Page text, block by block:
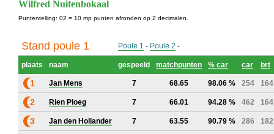
Wilfred Nuitenbokaal
Puntentelling: 02 = 10 mp punten afronden op 2 decimalen.
Stand poule 1 Poule 1 - Poule 2 -
plaats naam gespeeld matchpunten % car car brt
1 Jan Mens 7 68.65 98.06 % 254 164
2 Rien Ploeg 7 66.01 94.28 % 462 164
3 Jan den Hollander 7 63.55 90.79 % 286 182